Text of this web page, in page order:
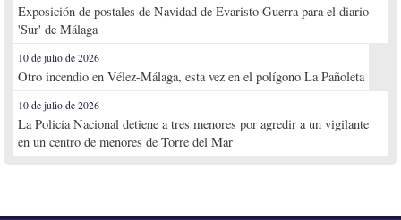
Exposición de postales de Navidad de Evaristo Guerra para el diario
'Sur' de Málaga
10 de julio de 2026
Otro incendio en Vélez-Málaga, esta vez en el polígono La Pañoleta
10 de julio de 2026
La Policía Nacional detiene a tres menores por agredir a un vigilante
en un centro de menores de Torre del Mar